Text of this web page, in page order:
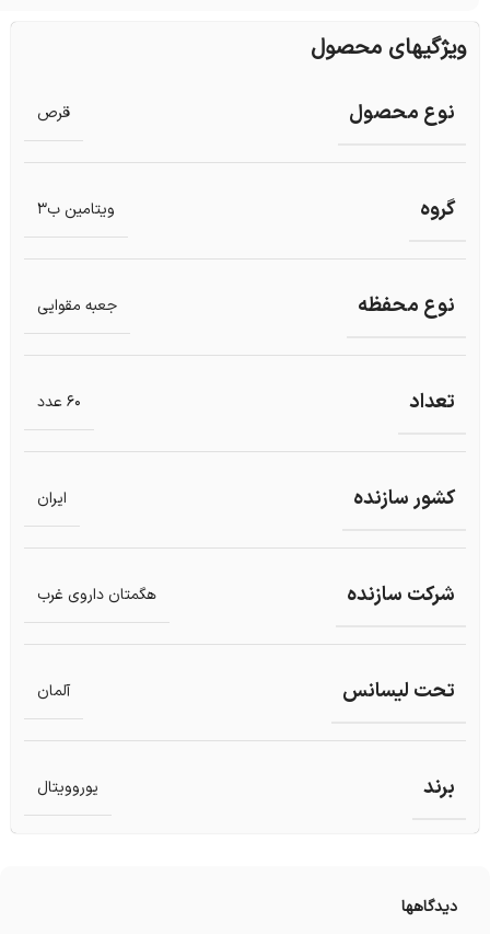
ویژگیهای محصول
نوع محصول قرص
گروه ویتامین ب3
نوع محفظه جعبه مقوایی
تعداد 60 عدد
کشور سازنده ایران
شرکت سازنده هگمتان داروی غرب
تحت لیسانس آلمان
برند یوروویتال
دیدگاهها